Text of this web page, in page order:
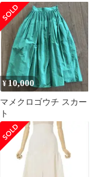
ート フレア アシンメト
リー S ダークブラウン
/CX ■OS ■MA
¥10,000
マメクロゴウチ スカー
ト